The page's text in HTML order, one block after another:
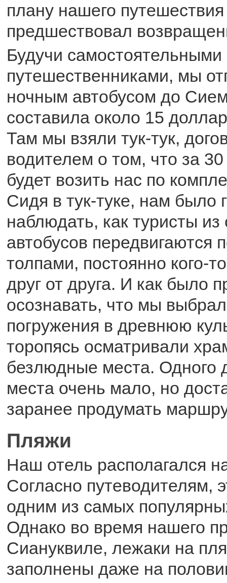
плану нашего
предшествовал
Будучи самостоятельными
путешественниками, мы
ночным автобусом до
составила около 15
Там мы взяли тук-тук,
водителем о том, что за
будет возить нас по
Сидя в тук-туке, нам было
наблюдать, как туристы
автобусов передвигаются
толпами, постоянно кого-
друг от друга. И как было
осознавать, что мы
погружения в древнюю
торопясь осматривали
безлюдные места. Одного
места очень мало, но
заранее продумать
Пляжи
Наш отель располагался
Согласно путеводителям,
одним из самых
Однако во время нашего
Сиануквиле, лежаки на
заполнены даже на